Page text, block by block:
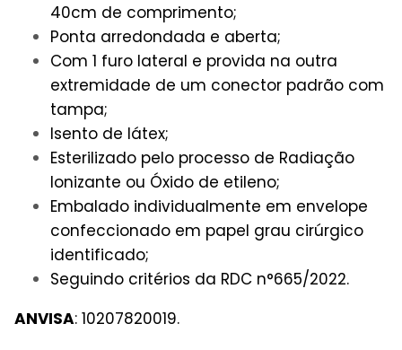
40cm de comprimento;
Ponta arredondada e aberta;
Com 1 furo lateral e provida na outra
extremidade de um conector padrão com
tampa;
Isento de látex;
Esterilizado pelo processo de Radiação
Ionizante ou Óxido de etileno;
Embalado individualmente em envelope
confeccionado em papel grau cirúrgico
identificado;
Seguindo critérios da RDC n°665/2022.
ANVISA: 10207820019.